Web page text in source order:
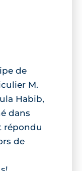
de
M.
Habib,
dans
répondu
de